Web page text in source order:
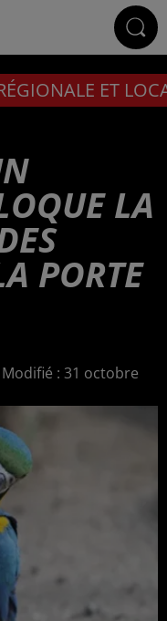
ET
LA
PORTE
: 31 octobre